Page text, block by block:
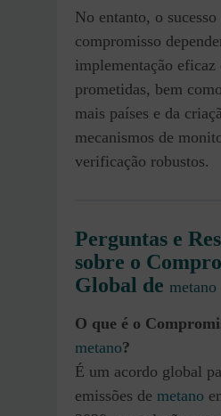
No entanto, o sucesso
compromisso
implementação eficaz
prometidas, bem
mais países e da
mecanismos de
verificação robustos.
Perguntas e
sobre o
Global de metano
O que é o
metano?
É um acordo global
emissões de metano